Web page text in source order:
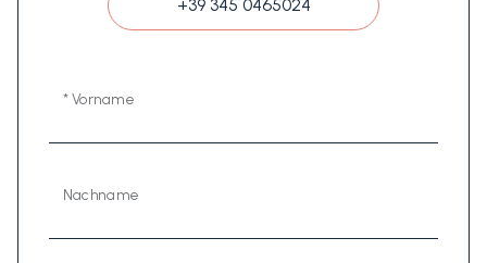
+39 345 0465024
* Vorname
Nachname